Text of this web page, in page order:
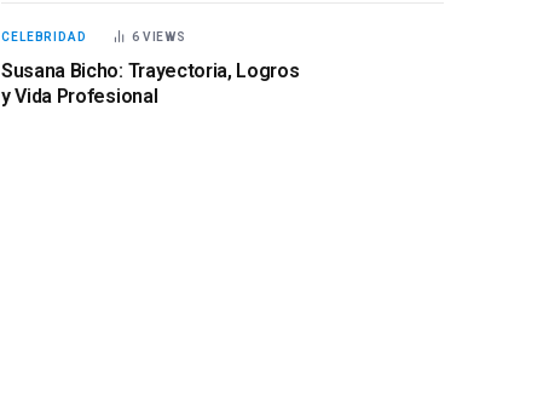
CELEBRIDAD 6VIEWS
Susana Bicho: Trayectoria, Logros
y Vida Profesional